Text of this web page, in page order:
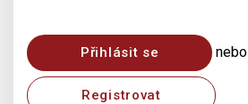
Přihlásit se nebo
Registrovat